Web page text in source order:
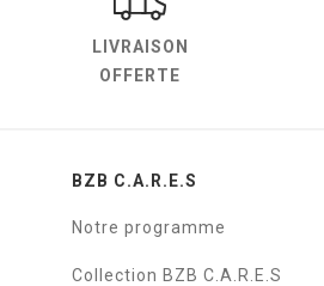
LIVRAISON
OFFERTE
BZB C.A.R.E.S
Notre programme
Collection BZB C.A.R.E.S